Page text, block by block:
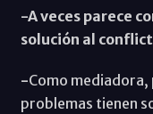
-A veces parece
solución al
-Como
problemas tienen